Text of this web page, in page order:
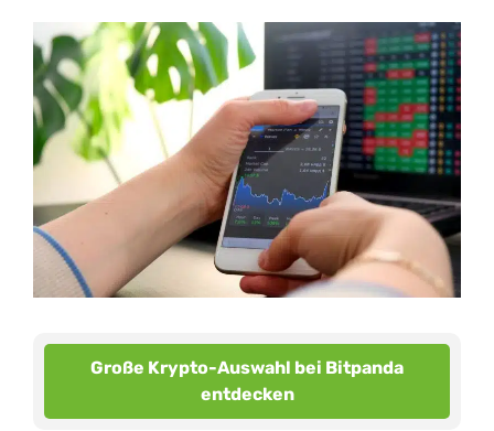
Große Krypto-Auswahl bei Bitpanda
entdecken